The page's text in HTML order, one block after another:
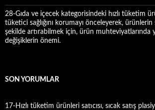
28-Gıda ve içecek kategorisindeki hızlı tüketim
tüketici sağlığını korumayı önceleyerek, ürünlerin
şekilde artırabilmek için, ürün muhteviyatlarında
değişiklerin önemi.
SON YORUMLAR
17-Hızlı tüketim ürünleri satıcısı, sıcak satış